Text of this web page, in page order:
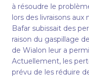
à résoudre le
lors des livraisons
Bafar subissait des
raison du gaspillage
de Wialon leur a
Actuellement, les
prévu de les réduire